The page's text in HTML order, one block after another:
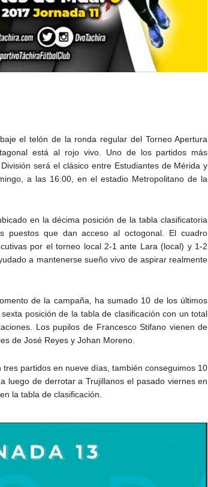
el telón de la ronda regular del Torneo Apertura
está al rojo vivo. Uno de los partidos más
será el clásico entre Estudiantes de Mérida y
a las 16:00, en el estadio Metropolitano de la
en la décima posición de la tabla clasificatoria
que dan acceso al octogonal. El cuadro
por el torneo local 2-1 ante Lara (local) y 1-2
a mantenerse sueño vivo de aspirar realmente
de la campaña, ha sumado 10 de los últimos
posición de la tabla de clasificación con un total
Los pupilos de Francesco Stifano vienen de
de José Reyes y Johan Moreno.
partidos en nueve días, también conseguimos 10
luego de derrotar a Trujillanos el pasado viernes en
la tabla de clasificación.